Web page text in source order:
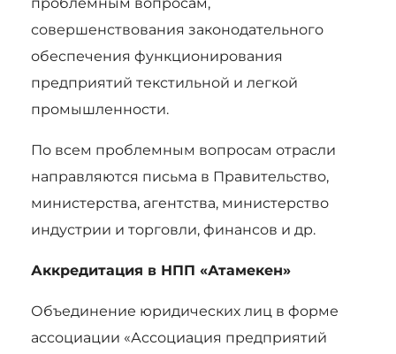
совершенствования законодательного
обеспечения функционирования
предприятий текстильной и легкой
промышленности.
По всем проблемным вопросам отрасли
направляются письма в Правительство,
министерства, агентства, министерство
индустрии и торговли, финансов и др.
Аккредитация в НПП «Атамекен»
Объединение юридических лиц в форме
ассоциации «Ассоциация предприятий